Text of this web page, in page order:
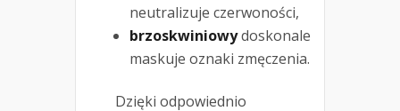
neutralizuje czerwoności,
brzoskwiniowydoskonale
maskuje oznaki zmęczenia.
Dzięki odpowiednio